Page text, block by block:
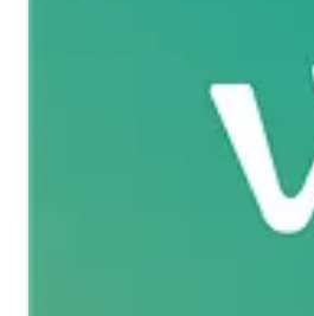
+49 5251 525 2467